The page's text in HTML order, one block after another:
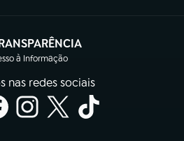
à Informação
(abre em nova aba)
nas redes sociais